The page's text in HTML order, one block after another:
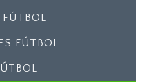
FÚTBOL